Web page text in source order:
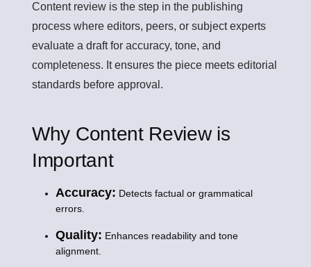
Content review is the step in the publishing
process where editors, peers, or subject experts
evaluate a draft for accuracy, tone, and
completeness. It ensures the piece meets editorial
standards before approval.
Why Content Review is
Important
Accuracy: Detects factual or grammatical
errors.
Quality: Enhances readability and tone
alignment.